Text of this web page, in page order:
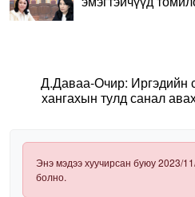
Д.Даваа-Очир: Иргэдийн
хангахын тулд санал
Энэ мэдээ хуучирсан буюу 2023/
болно.